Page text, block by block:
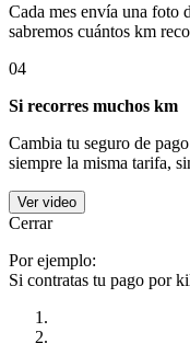
Cada mes envía una foto
sabremos cuántos km
04
Si recorres muchos km
Cambia tu seguro de
siempre la misma tarifa,
Ver video
Cerrar
Por ejemplo:
Si contratas tu pago por